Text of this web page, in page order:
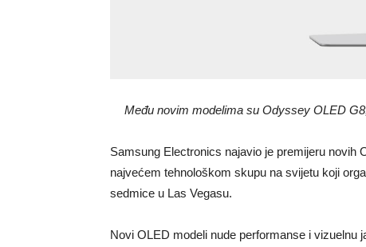
Među novim modelima su Odyssey OLED
Samsung Electronics najavio je premijeru
najvećem tehnološkom skupu na svijetu koji
sedmice u Las Vegasu.
Novi OLED modeli nude performanse i vizuelnu